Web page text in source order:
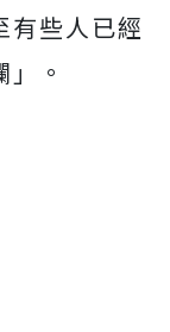
有些人已經
。